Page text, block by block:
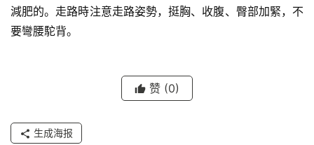
減肥的。走路時注意走路姿勢，挺胸、收腹、臀部加緊，不
要彎腰駝背。
赞 (0)
生成海报